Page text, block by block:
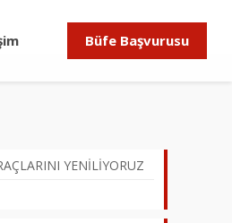
Büfe Başvurusu
YENİLİYORUZ